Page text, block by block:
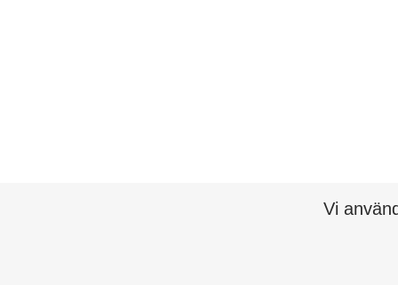
Vi